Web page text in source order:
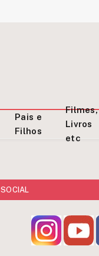
Pais e
Filhos
Filmes,
Livros
etc
SOCIAL